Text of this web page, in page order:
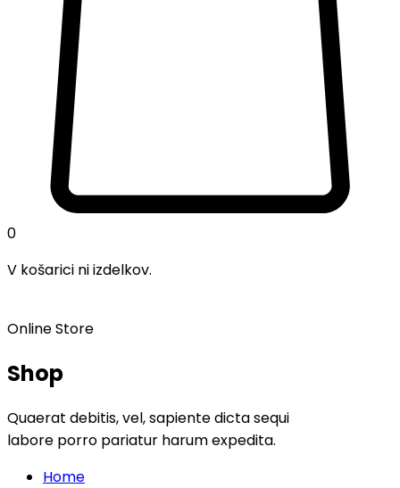
0
V košarici ni izdelkov.
Online Store
Shop
Quaerat debitis, vel, sapiente dicta sequi
labore porro pariatur harum expedita.
Home